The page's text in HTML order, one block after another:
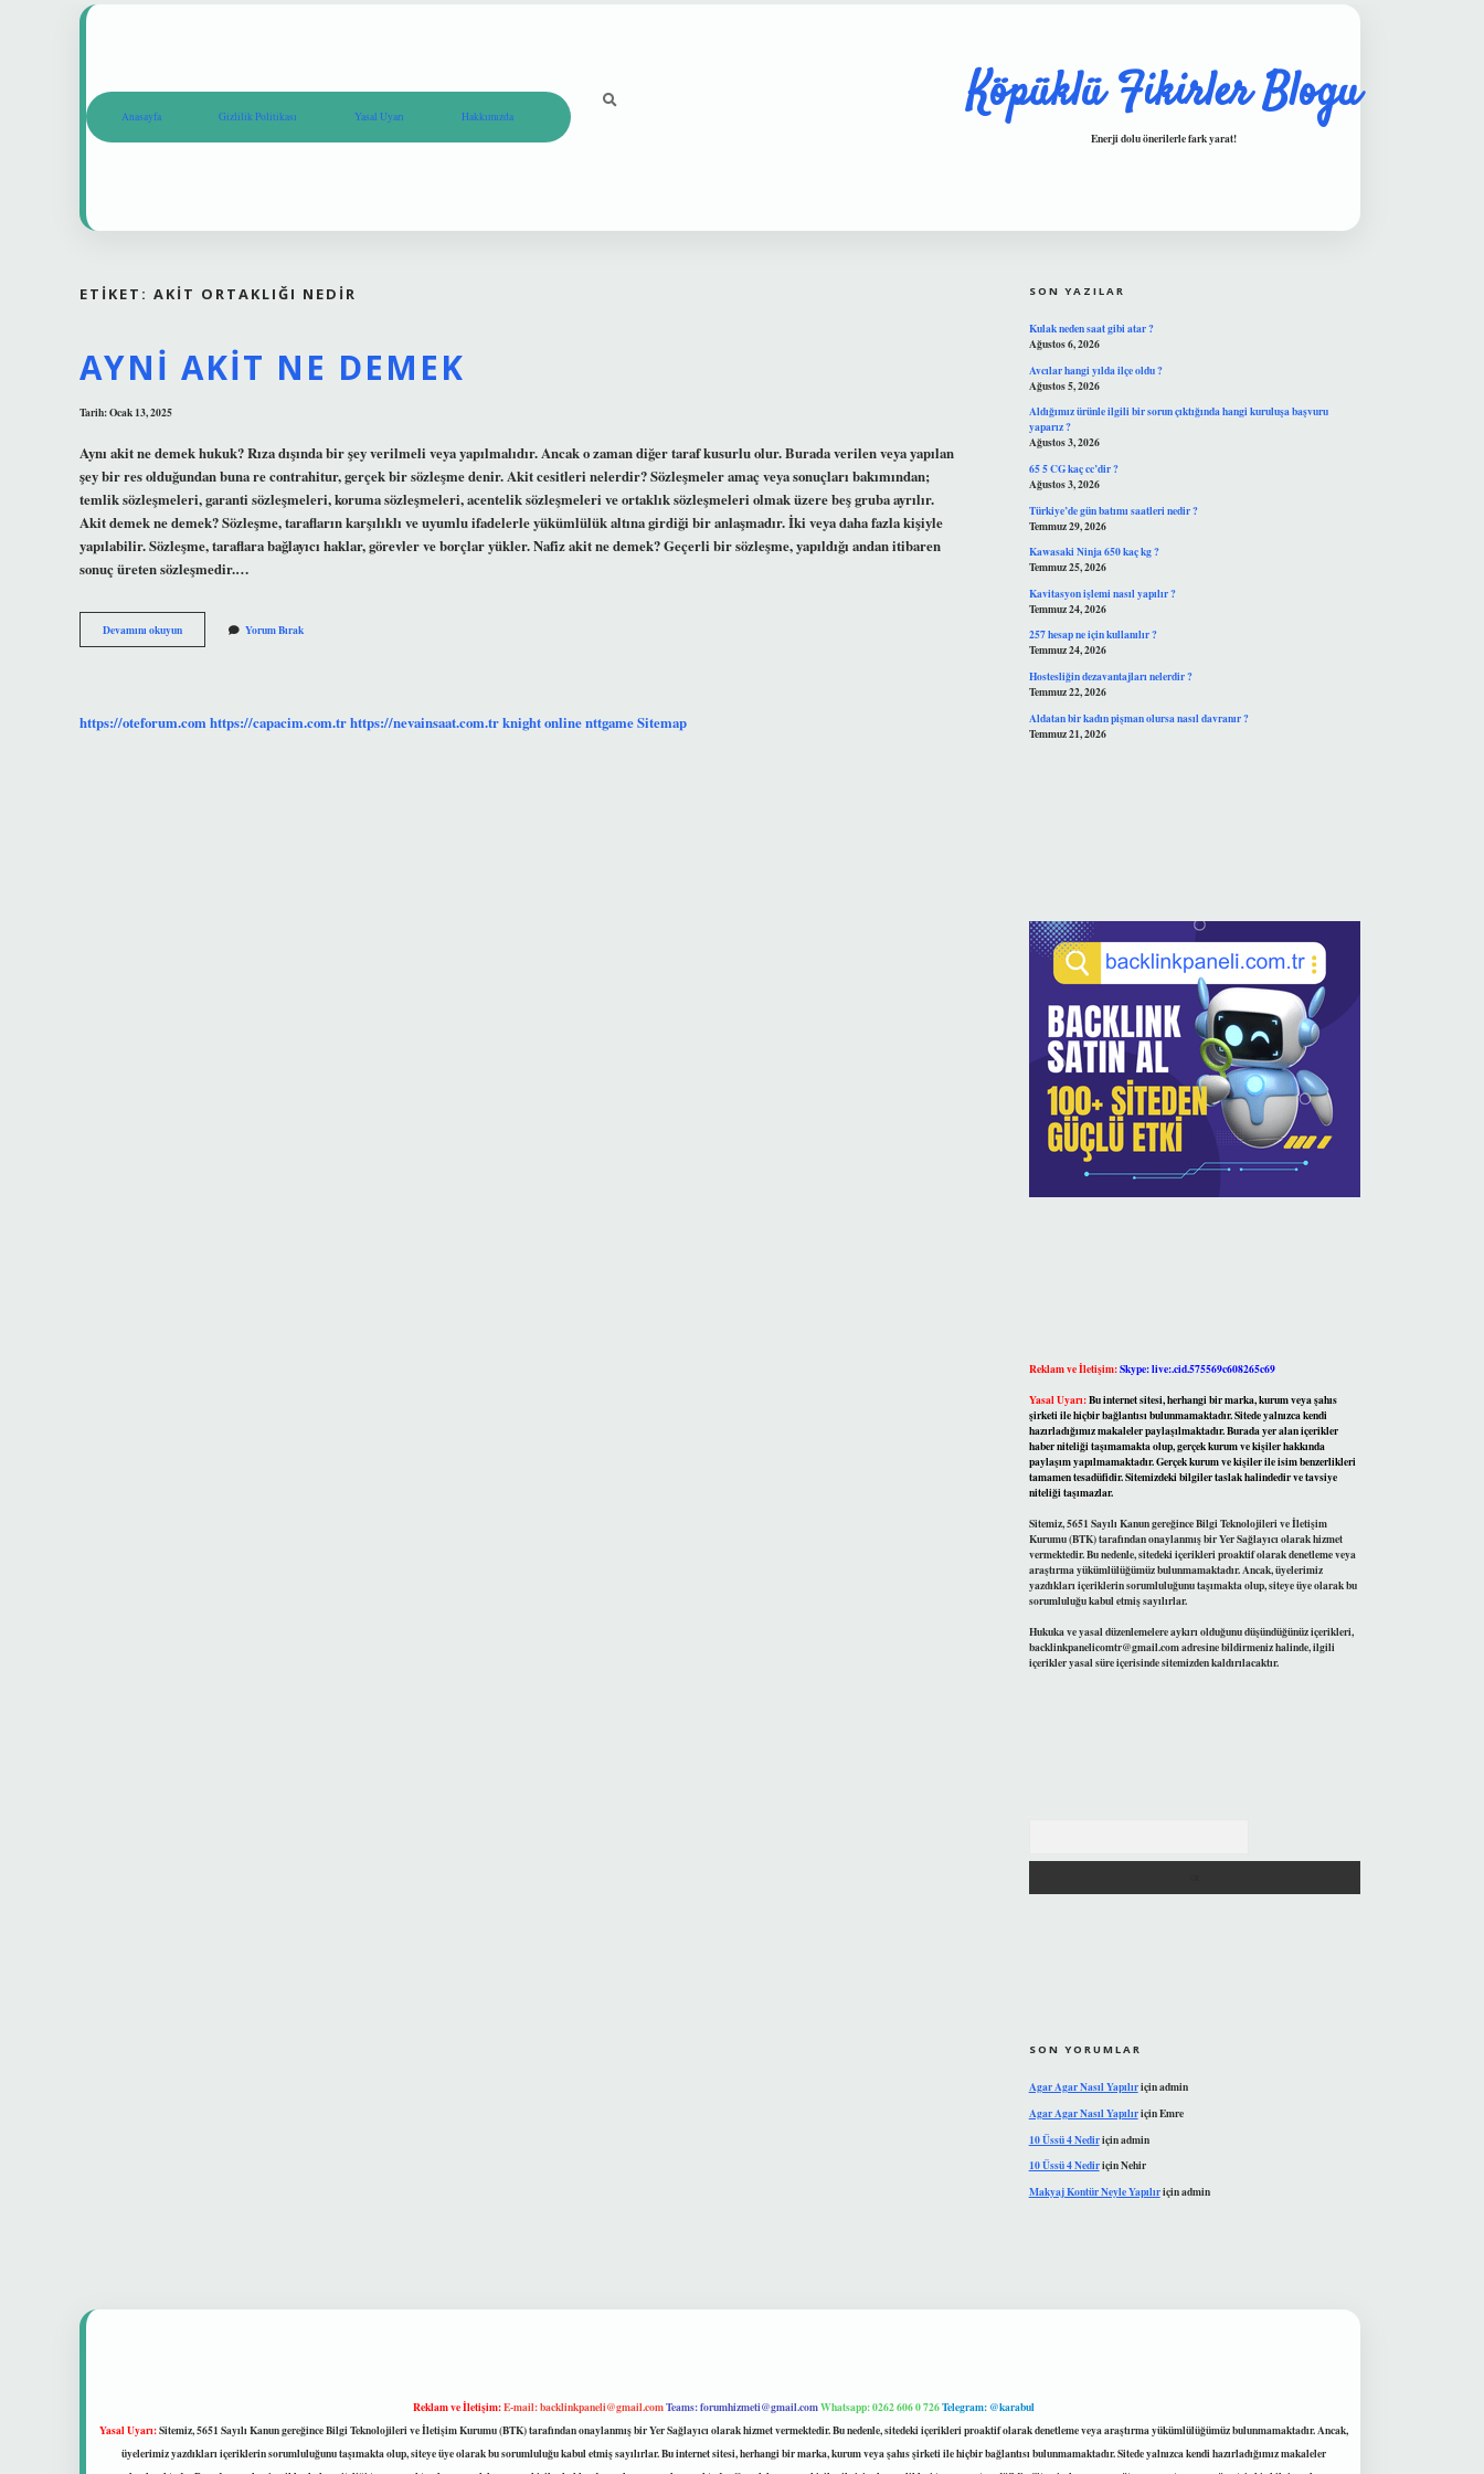
Anasayfa Gizlilik Politikası Yasal Uyarı Hakkımızda Köpüklü Fikirler Blogu
Enerji dolu önerilerle fark yarat!
ETIKET: AKIT ORTAKLIĞI NEDIR
AYNI AKIT NE DEMEK
Tarih: Ocak 13, 2025
Aynı akit ne demek hukuk? Rıza dışında bir şey verilmeli veya yapılmalıdır. Ancak o zaman diğer taraf kusurlu olur. Burada verilen veya yapılan
şey bir res olduğundan buna re contrahitur, gerçek bir sözleşme denir. Akit cesitleri nelerdir? Sözleşmeler amaç veya sonuçları bakımından;
temlik sözleşmeleri, garanti sözleşmeleri, koruma sözleşmeleri, acentelik sözleşmeleri ve ortaklık sözleşmeleri olmak üzere beş gruba ayrılır.
Akit demek ne demek? Sözleşme, tarafların karşılıklı ve uyumlu ifadelerle yükümlülük altına girdiği bir anlaşmadır. İki veya daha fazla kişiyle
yapılabilir. Sözleşme, taraflara bağlayıcı haklar, görevler ve borçlar yükler. Nafiz akit ne demek? Geçerli bir sözleşme, yapıldığı andan itibaren
sonuç üreten sözleşmedir.…
Devamını okuyunAyni
Akit
Yorum Bırak
https://oteforum.comhttps://capacim.com.trhttps://nevainsaat.com.trknight onlinenttgameSitemap
SON YAZILAR
Kulak neden saat gibi atar ?
Ağustos 6, 2026
Avcılar hangi yılda ilçe oldu ?
Ağustos 5, 2026
Aldığımız ürünle ilgili bir sorun çıktığında hangi kuruluşa başvuru
yaparız ?
Ağustos 3, 2026
65 5 CG kaç cc’dir ?
Ağustos 3, 2026
Türkiye’de gün batımı saatleri nedir ?
Temmuz 29, 2026
Kawasaki Ninja 650 kaç kg ?
Temmuz 25, 2026
Kavitasyon işlemi nasıl yapılır ?
Temmuz 24, 2026
257 hesap ne için kullanılır ?
Temmuz 24, 2026
Hostesliğin dezavantajları nelerdir ?
Temmuz 22, 2026
Aldatan bir kadın pişman olursa nasıl davranır ?
Temmuz 21, 2026
Reklam ve İletişim:Skype: live:.cid.575569c608265c69
Yasal Uyarı:Bu internet sitesi, herhangi bir marka, kurum veya şahıs
şirketi ile hiçbir bağlantısı bulunmamaktadır. Sitede yalnızca kendi
hazırladığımız makaleler paylaşılmaktadır. Burada yer alan içerikler
haber niteliği taşımamakta olup, gerçek kurum ve kişiler hakkında
paylaşım yapılmamaktadır. Gerçek kurum ve kişiler ile isim benzerlikleri
tamamen tesadüfidir. Sitemizdeki bilgiler taslak halindedir ve tavsiye
niteliği taşımazlar.
Sitemiz, 5651 Sayılı Kanun gereğince Bilgi Teknolojileri ve İletişim
Kurumu (BTK) tarafından onaylanmış bir Yer Sağlayıcı olarak hizmet
vermektedir. Bu nedenle, sitedeki içerikleri proaktif olarak denetleme veya
araştırma yükümlülüğümüz bulunmamaktadır. Ancak, üyelerimiz
yazdıkları içeriklerin sorumluluğunu taşımakta olup, siteye üye olarak bu
sorumluluğu kabul etmiş sayılırlar.
Hukuka ve yasal düzenlemelere aykırı olduğunu düşündüğünüz içerikleri,
backlinkpanelicomtr@gmail.comadresine bildirmeniz halinde, ilgili
içerikler yasal süre içerisinde sitemizden kaldırılacaktır.
SON YORUMLAR
Agar Agar Nasıl Yapılıriçinadmin
Agar Agar Nasıl YapılıriçinEmre
10 Üssü 4 Nediriçinadmin
10 Üssü 4 NediriçinNehir
Makyaj Kontür Neyle Yapılıriçinadmin
Reklam ve İletişim:E-mail:backlinkpaneli@gmail.comTeams:forumhizmeti@gmail.comWhatsapp: 0262 606 0 726Telegram: @karabul
Yasal Uyarı:Sitemiz, 5651 Sayılı Kanun gereğince Bilgi Teknolojileri ve İletişim Kurumu (BTK) tarafından onaylanmış bir Yer Sağlayıcı olarak hizmet vermektedir. Bu nedenle, sitedeki içerikleri proaktif olarak denetleme veya araştırma yükümlülüğümüz bulunmamaktadır. Ancak,
üyelerimiz yazdıkları içeriklerin sorumluluğunu taşımakta olup, siteye üye olarak bu sorumluluğu kabul etmiş sayılırlar. Bu internet sitesi, herhangi bir marka, kurum veya şahıs şirketi ile hiçbir bağlantısı bulunmamaktadır. Sitede yalnızca kendi hazırladığımız makaleler